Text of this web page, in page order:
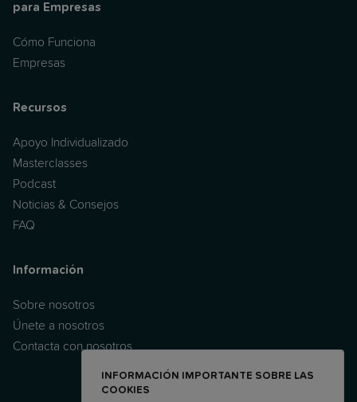
para Empresas
Cómo Funciona
Empresas
Recursos
Apoyo Individualizado
Masterclasses
Podcast
Noticias & Consejos
FAQ
Información
Sobre nosotros
Únete a nosotros
Contacta con nosotros
INFORMACIÓN IMPORTANTE SOBRE LAS
COOKIES